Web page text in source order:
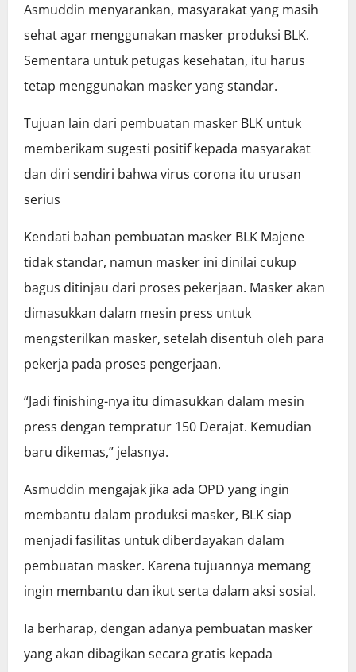
Asmuddin menyarankan, masyarakat yang masih
sehat agar menggunakan masker produksi BLK.
Sementara untuk petugas kesehatan, itu harus
tetap menggunakan masker yang standar.
Tujuan lain dari pembuatan masker BLK untuk
memberikam sugesti positif kepada masyarakat
dan diri sendiri bahwa virus corona itu urusan
serius
Kendati bahan pembuatan masker BLK Majene
tidak standar, namun masker ini dinilai cukup
bagus ditinjau dari proses pekerjaan. Masker akan
dimasukkan dalam mesin press untuk
mengsterilkan masker, setelah disentuh oleh para
pekerja pada proses pengerjaan.
“Jadi finishing-nya itu dimasukkan dalam mesin
press dengan tempratur 150 Derajat. Kemudian
baru dikemas,” jelasnya.
Asmuddin mengajak jika ada OPD yang ingin
membantu dalam produksi masker, BLK siap
menjadi fasilitas untuk diberdayakan dalam
pembuatan masker. Karena tujuannya memang
ingin membantu dan ikut serta dalam aksi sosial.
Ia berharap, dengan adanya pembuatan masker
yang akan dibagikan secara gratis kepada